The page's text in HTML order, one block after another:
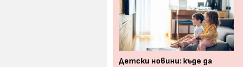
Детски новини: къде да